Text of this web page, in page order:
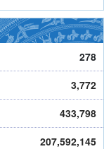
278
3,772
433,798
207,592,145